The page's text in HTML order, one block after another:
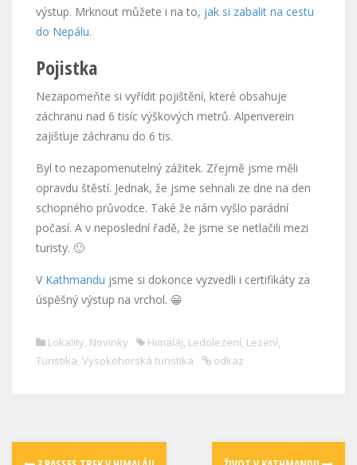
výstup. Mrknout můžete i na to, jak si zabalit na cestu
do Nepálu.
Pojistka
Nezapomeňte si vyřídit pojištění, které obsahuje
záchranu nad 6 tisíc výškových metrů. Alpenverein
zajišťuje záchranu do 6 tis.
Byl to nezapomenutelný zážitek. Zřejmě jsme měli
opravdu štěstí. Jednak, že jsme sehnali ze dne na den
schopného průvodce. Také že nám vyšlo parádní
počasí. A v neposlední řadě, že jsme se netlačili mezi
turisty. 🙂
V Kathmandu jsme si dokonce vyzvedli i certifikáty za
úspěšný výstup na vrchol. 😀
Lokality, Novinky Himaláj, Ledolezení, Lezení,
Turistika, Vysokohorská turistika odkaz